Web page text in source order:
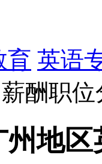
育 英语
酬职位
州地